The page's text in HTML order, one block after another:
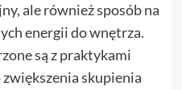
ale również sposób na
energii do wnętrza.
są z praktykami
skupienia